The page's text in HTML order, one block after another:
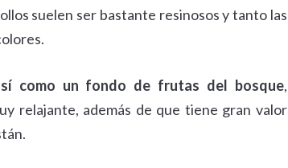
suelen ser bastante resinosos y tanto las
como un fondo de frutas del bosque,
relajante, además de que tiene gran valor